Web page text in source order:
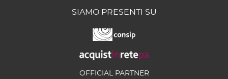
SIAMO PRESENTI SU
OFFICIAL PARTNER